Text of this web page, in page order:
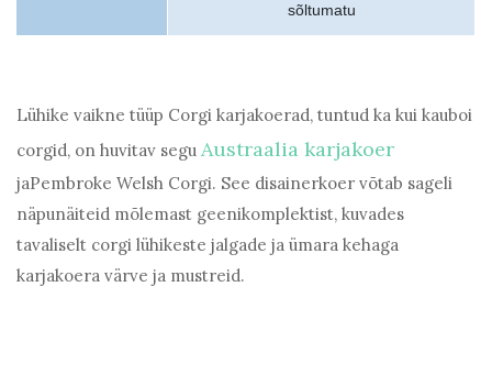
sõltumatu
Lühike vaikne tüüp Corgi karjakoerad, tuntud ka kui kauboi
corgid, on huvitav segu Austraalia karjakoer
jaPembroke Welsh Corgi. See disainerkoer võtab sageli
näpunäiteid mõlemast geenikomplektist, kuvades
tavaliselt corgi lühikeste jalgade ja ümara kehaga
karjakoera värve ja mustreid.